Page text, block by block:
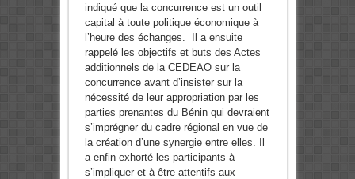
indiqué que la concurrence est un outil
capital à toute politique économique à
l’heure des échanges. Il a ensuite
rappelé les objectifs et buts des Actes
additionnels de la CEDEAO sur la
concurrence avant d’insister sur la
nécessité de leur appropriation par les
parties prenantes du Bénin qui devraient
s’imprégner du cadre régional en vue de
la création d’une synergie entre elles. Il
a enfin exhorté les participants à
s’impliquer et à être attentifs aux